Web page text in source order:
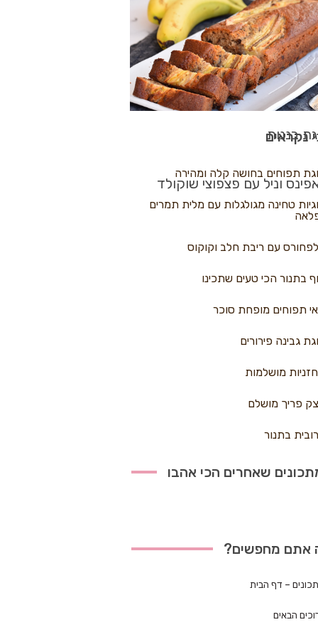
פיצה
בננות
וניל עם פצפוצי שוקולד
נקראים
תפוחים בחושה קלה ומהירה
טחינה מגולגלות עם מלית תמרים
עם ריבת חלב וקוקוס
בתנור הכי טעים שתכינו
תפוחים מופחת סוכר
גבינה פירורים
מושלמות
פריך מושלם
בתנור
שאחרים הכי אהבו
אתם מחפשים?
– דף הבית
הבאים